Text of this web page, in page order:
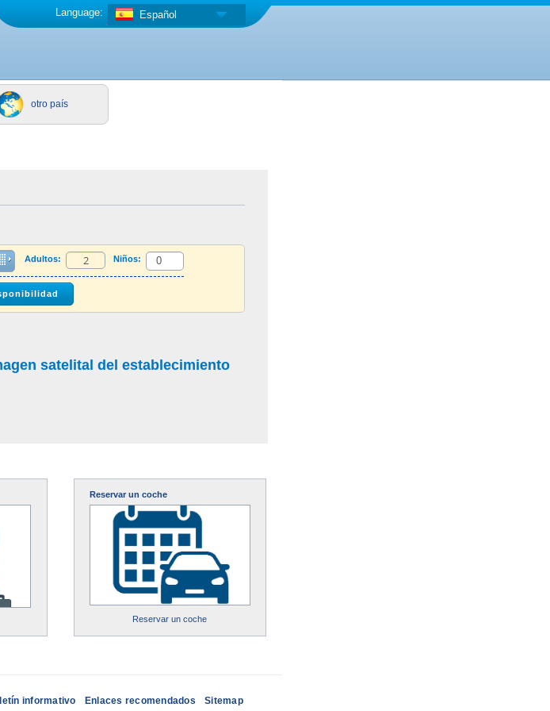
Español
Language:
otro país
Adultos: Niños:
satelital del establecimiento
Reservar un coche
Reservar un coche
informativo Enlaces recomendados Sitemap